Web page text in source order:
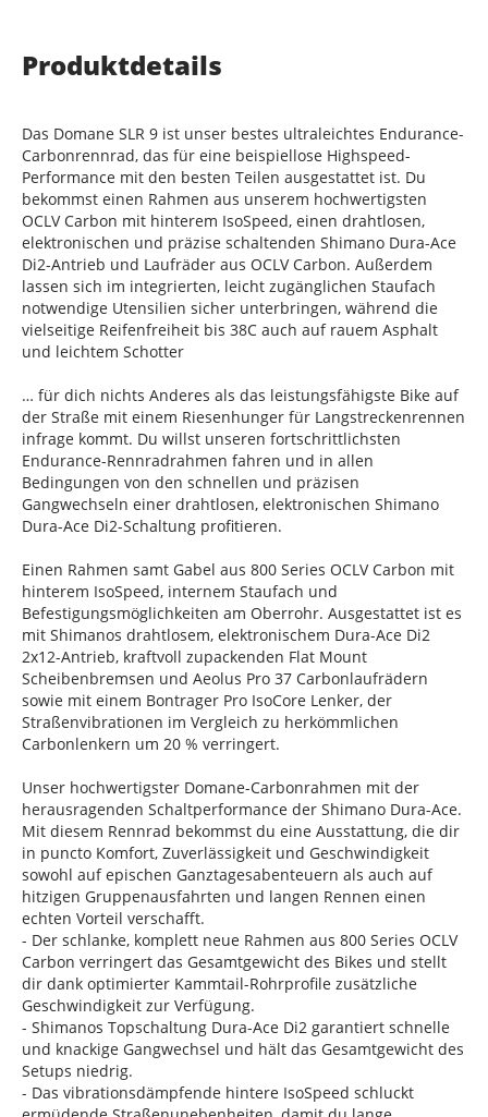
Produktdetails
Das Domane SLR 9 ist unser bestes ultraleichtes Endurance-
Carbonrennrad, das für eine beispiellose Highspeed-
Performance mit den besten Teilen ausgestattet ist. Du
bekommst einen Rahmen aus unserem hochwertigsten
OCLV Carbon mit hinterem IsoSpeed, einen drahtlosen,
elektronischen und präzise schaltenden Shimano Dura-Ace
Di2-Antrieb und Laufräder aus OCLV Carbon. Außerdem
lassen sich im integrierten, leicht zugänglichen Staufach
notwendige Utensilien sicher unterbringen, während die
vielseitige Reifenfreiheit bis 38C auch auf rauem Asphalt
und leichtem Schotter
… für dich nichts Anderes als das leistungsfähigste Bike auf
der Straße mit einem Riesenhunger für Langstreckenrennen
infrage kommt. Du willst unseren fortschrittlichsten
Endurance-Rennradrahmen fahren und in allen
Bedingungen von den schnellen und präzisen
Gangwechseln einer drahtlosen, elektronischen Shimano
Dura-Ace Di2-Schaltung profitieren.
Einen Rahmen samt Gabel aus 800 Series OCLV Carbon mit
hinterem IsoSpeed, internem Staufach und
Befestigungsmöglichkeiten am Oberrohr. Ausgestattet ist es
mit Shimanos drahtlosem, elektronischem Dura-Ace Di2
2x12-Antrieb, kraftvoll zupackenden Flat Mount
Scheibenbremsen und Aeolus Pro 37 Carbonlaufrädern
sowie mit einem Bontrager Pro IsoCore Lenker, der
Straßenvibrationen im Vergleich zu herkömmlichen
Carbonlenkern um 20 % verringert.
Unser hochwertigster Domane-Carbonrahmen mit der
herausragenden Schaltperformance der Shimano Dura-Ace.
Mit diesem Rennrad bekommst du eine Ausstattung, die dir
in puncto Komfort, Zuverlässigkeit und Geschwindigkeit
sowohl auf epischen Ganztagesabenteuern als auch auf
hitzigen Gruppenausfahrten und langen Rennen einen
echten Vorteil verschafft.
- Der schlanke, komplett neue Rahmen aus 800 Series OCLV
Carbon verringert das Gesamtgewicht des Bikes und stellt
dir dank optimierter Kammtail-Rohrprofile zusätzliche
Geschwindigkeit zur Verfügung.
- Shimanos Topschaltung Dura-Ace Di2 garantiert schnelle
und knackige Gangwechsel und hält das Gesamtgewicht des
Setups niedrig.
- Das vibrationsdämpfende hintere IsoSpeed schluckt